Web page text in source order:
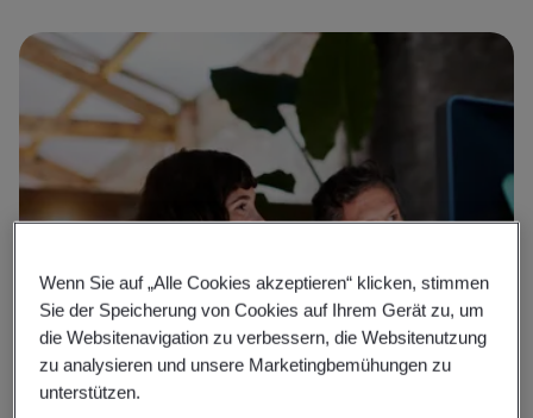
Wenn Sie auf „Alle Cookies akzeptieren“ klicken, stimmen
Sie der Speicherung von Cookies auf Ihrem Gerät zu, um
die Websitenavigation zu verbessern, die Websitenutzung
zu analysieren und unsere Marketingbemühungen zu
unterstützen.